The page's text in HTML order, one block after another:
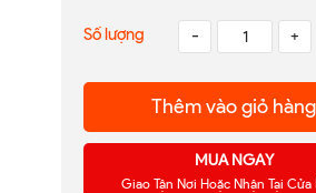
Số lượng - +
Thêm vào giỏ hàng
MUA NGAY
Giao Tận Nơi Hoặc Nhận Tại Cửa